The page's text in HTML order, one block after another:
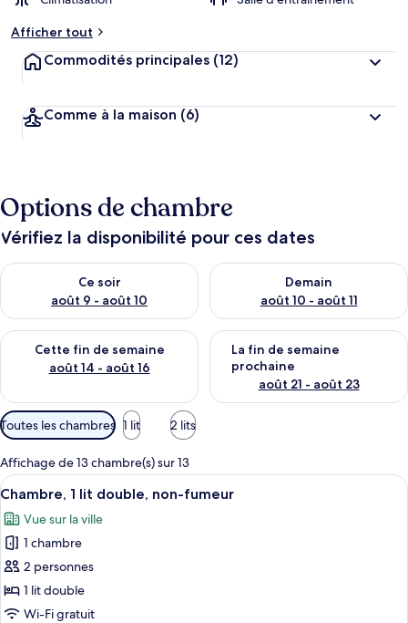
Afficher tout
Commodités principales (12)
Comme à la maison (6)
Options de chambre
Vérifiez la disponibilité pour ces dates
Ce soir
août 9 - août 10
Vérifier la disponibilité pour ce soir août 9 - août 10
Demain
août 10 - août 11
Vérifier la disponibilité pour
Cette fin de semaine
août 14 - août 16
Vérifier la disponibilité pour cette fin de semaine août 14 -
La fin de semaine
prochaine
août 21 - août 23
Vérifier la disponibilité pour
Filtres
disponibles
pour
les
chambres
Toutes les chambres 1 lit 2 lits
Affichage de 13 chambre(s) sur 13
Afficher
toutes
les
photos
pour
ce
type
Une piscine entourée de chaises
13
Chambre, 1 lit double, non-fumeur
Vue sur la ville
1 chambre
2 personnes
1 lit double
Wi-Fi gratuit